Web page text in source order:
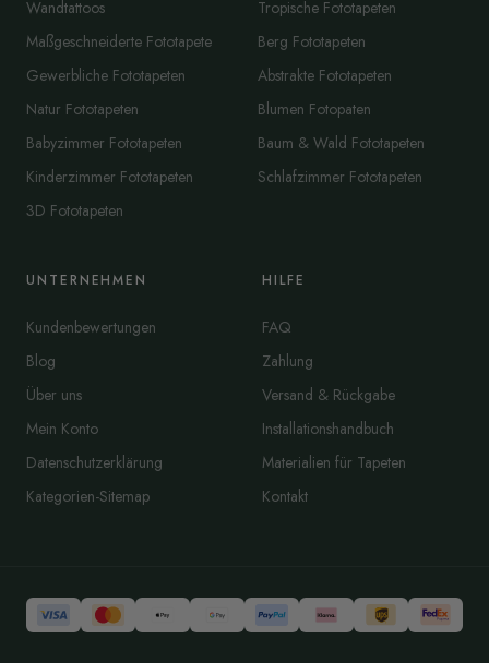
Wandtattoos
Maßgeschneiderte Fototapete
Gewerbliche Fototapeten
Natur Fototapeten
Babyzimmer Fototapeten
Kinderzimmer Fototapeten
3D Fototapeten
Tropische Fototapeten
Berg Fototapeten
Abstrakte Fototapeten
Blumen Fotopaten
Baum & Wald Fototapeten
Schlafzimmer Fototapeten
UNTERNEHMEN
Kundenbewertungen
Blog
Über uns
Mein Konto
Datenschutzerklärung
Kategorien-Sitemap
HILFE
FAQ
Zahlung
Versand & Rückgabe
Installationshandbuch
Materialien für Tapeten
Kontakt